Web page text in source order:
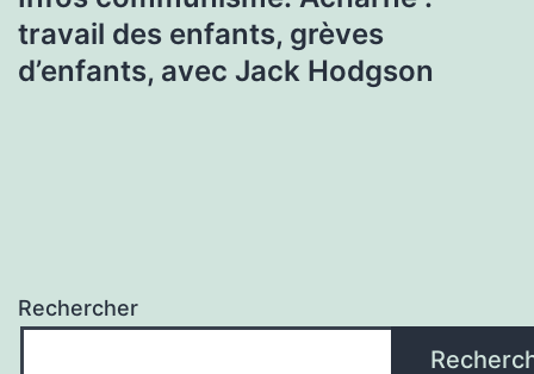
travail des enfants, grèves
d’enfants, avec Jack Hodgson
Rechercher